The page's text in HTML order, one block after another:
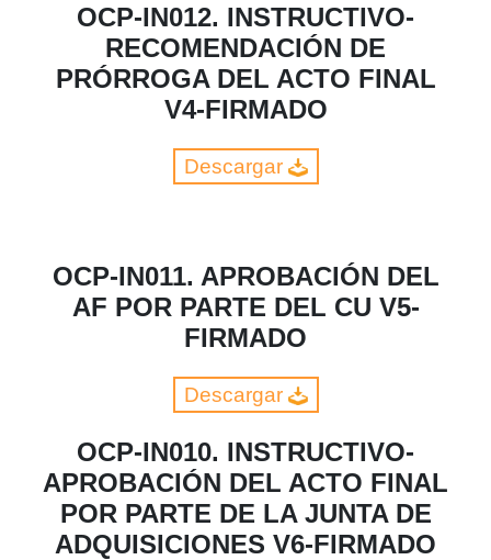
OCP-IN012. INSTRUCTIVO-
RECOMENDACIÓN DE
PRÓRROGA DEL ACTO FINAL
V4-FIRMADO
Descargar
OCP-IN011. APROBACIÓN DEL
AF POR PARTE DEL CU V5-
FIRMADO
Descargar
OCP-IN010. INSTRUCTIVO-
APROBACIÓN DEL ACTO FINAL
POR PARTE DE LA JUNTA DE
ADQUISICIONES V6-FIRMADO